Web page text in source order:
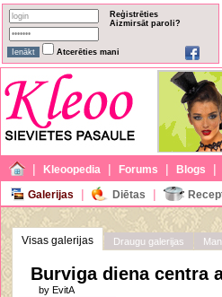
Reģistrēties
Aizmirsāt paroli?
Atcerēties mani
| Kleoopedia | Forums | Blogs |
Galerijas | Diētas |
Visas galerijas Draugu galerijas
Burviga diena centra
by EvitA